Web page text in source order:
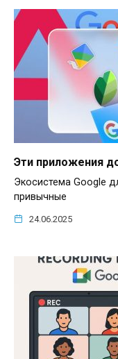
Эти приложения
Экосистема Google
привычные
24.06.2025